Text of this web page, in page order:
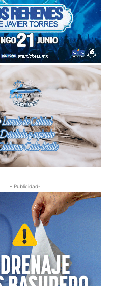
- Publicidad-